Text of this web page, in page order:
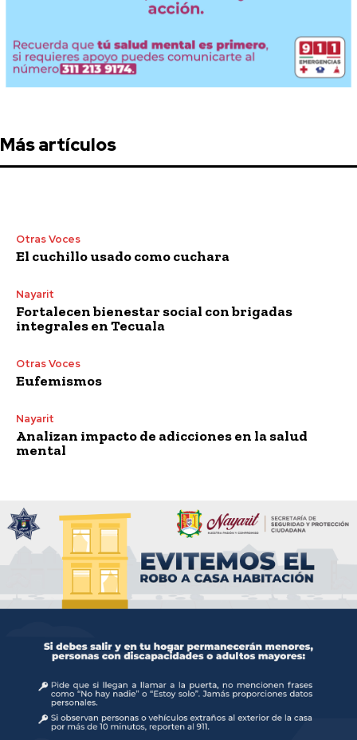
Más artículos
Otras Voces
El cuchillo usado como cuchara
Nayarit
Fortalecen bienestar social con brigadas
integrales en Tecuala
Otras Voces
Eufemismos
Nayarit
Analizan impacto de adicciones en la salud
mental